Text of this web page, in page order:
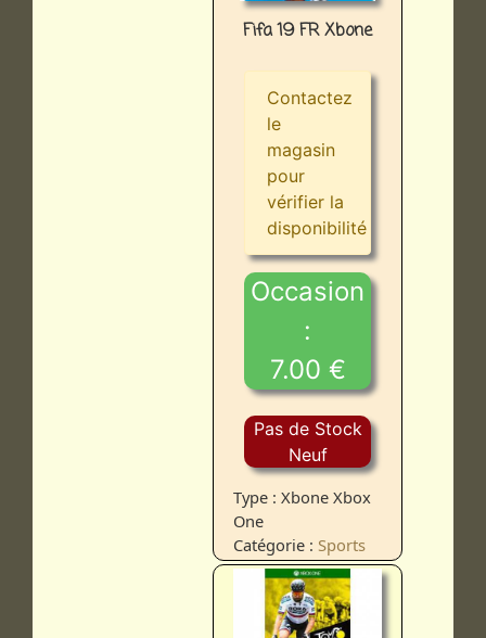
Fifa 19 FR Xbone
Contactez
le
magasin
pour
vérifier la
disponibilité
Occasion
:
7.00 €
Pas de Stock
Neuf
Type : Xbone Xbox
One
Catégorie : Sports